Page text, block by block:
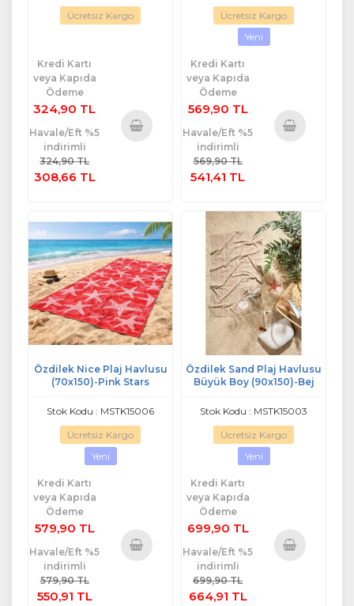
Ücretsiz Kargo
Kredi Kartı
veya Kapıda
Ödeme
324,90 TL
Havale/Eft %5
indirimli
324,90 TL
308,66 TL
Ücretsiz Kargo
Yeni
Kredi Kartı
veya Kapıda
Ödeme
569,90 TL
Havale/Eft %5
indirimli
569,90 TL
541,41 TL
Özdilek Nice Plaj Havlusu
(70x150)-Pink Stars
Stok Kodu : MSTK15006
Ücretsiz Kargo
Yeni
Kredi Kartı
veya Kapıda
Ödeme
579,90 TL
Havale/Eft %5
indirimli
579,90 TL
550,91 TL
Özdilek Sand Plaj Havlusu
Büyük Boy (90x150)-Bej
Stok Kodu : MSTK15003
Ücretsiz Kargo
Yeni
Kredi Kartı
veya Kapıda
Ödeme
699,90 TL
Havale/Eft %5
indirimli
699,90 TL
664,91 TL